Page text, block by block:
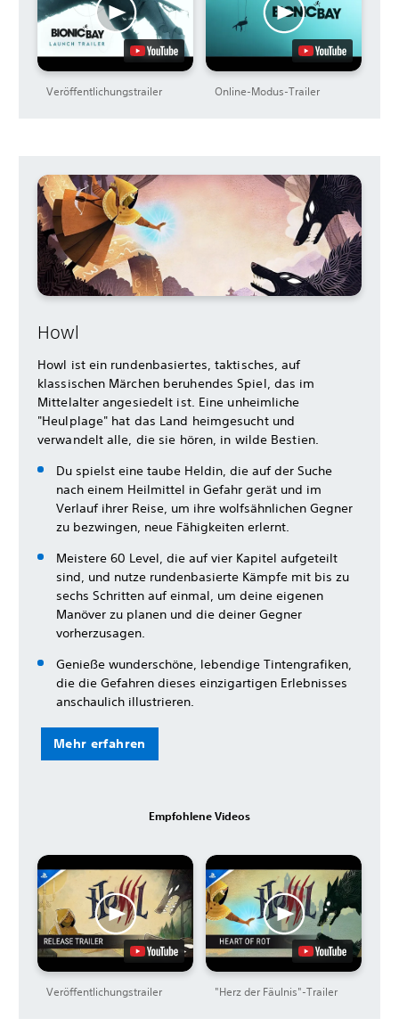
Veröffentlichungstrailer Online-Modus-Trailer
Howl
Howl ist ein rundenbasiertes, taktisches, auf
klassischen Märchen beruhendes Spiel, das im
Mittelalter angesiedelt ist. Eine unheimliche
"Heulplage" hat das Land heimgesucht und
verwandelt alle, die sie hören, in wilde Bestien.
Du spielst eine taube Heldin, die auf der Suche
nach einem Heilmittel in Gefahr gerät und im
Verlauf ihrer Reise, um ihre wolfsähnlichen Gegner
zu bezwingen, neue Fähigkeiten erlernt.
Meistere 60 Level, die auf vier Kapitel aufgeteilt
sind, und nutze rundenbasierte Kämpfe mit bis zu
sechs Schritten auf einmal, um deine eigenen
Manöver zu planen und die deiner Gegner
vorherzusagen.
Genieße wunderschöne, lebendige Tintengrafiken,
die die Gefahren dieses einzigartigen Erlebnisses
anschaulich illustrieren.
Mehr erfahren
Empfohlene Videos
Veröffentlichungstrailer "Herz der Fäulnis"-Trailer